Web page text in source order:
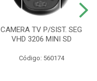
CAMERA TV P/SIST. SEG
VHD 3206 MINI SD
Código: 560174